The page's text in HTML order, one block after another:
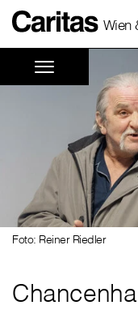
Wien
Foto: Reiner Riedler